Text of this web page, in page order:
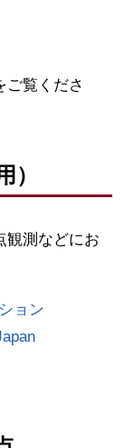
ご覧くださ
）
観測などにお
ョン